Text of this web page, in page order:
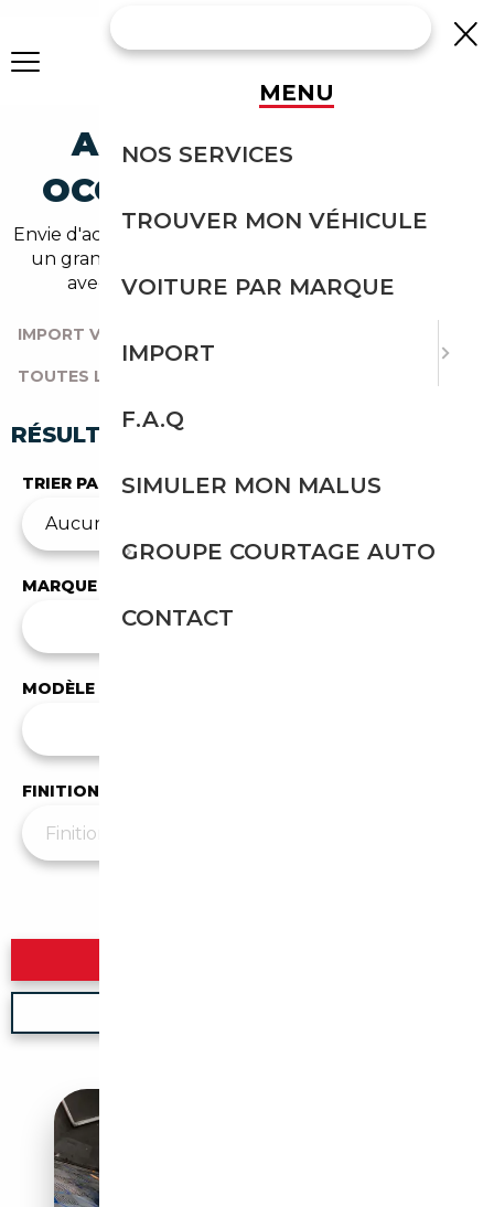
ASTON-MARTIN DB
OCCASION EN IMPORT
Envie d'acheter une db au meilleur prix ? Découvrez
un grand choix d'annonces disponibles en import
avec l'accompagnement Courtage Auto.
IMPORT VOITURE
TOUTES LES OCCASIONS
RÉSULTATS DE VOTRE RECHERCHE
TRIER PAR
MARQUE
Aston Martin
MODÈLE
FINITION
MENU
NOS SERVICES
TROUVER MON VÉHICULE
VOITURE PAR MARQUE
IMPORT
F.A.Q
SIMULER MON MALUS
GROUPE COURTAGE AUTO
CONTACT